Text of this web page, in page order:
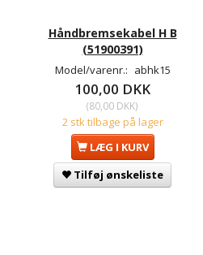
Håndbremsekabel H B
(51900391)
Model/varenr.: abhk15
100,00 DKK
(80,00 DKK)
2 stk tilbage på lager
LÆG I KURV
Tilføj ønskeliste